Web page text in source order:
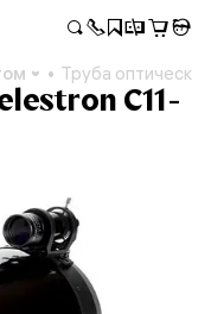
Труба
C11-